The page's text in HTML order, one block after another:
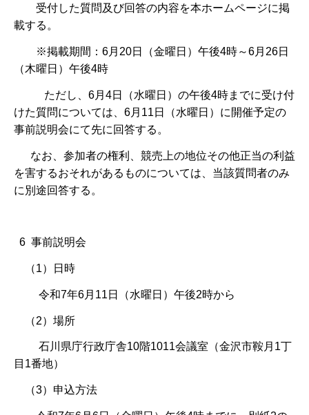
受付した質問及び回答の内容を本ホームページに掲
載する。
※掲載期間：6月20日（金曜日）午後4時～6月26日
（木曜日）午後4時
ただし、6月4日（水曜日）の午後4時までに受け付
けた質問については、6月11日（水曜日）に開催予定の
事前説明会にて先に回答する。
なお、参加者の権利、競売上の地位その他正当の利益
を害するおそれがあるものについては、当該質問者のみ
に別途回答する。
6 事前説明会
（1）日時
令和7年6月11日（水曜日）午後2時から
（2）場所
石川県庁行政庁舎10階1011会議室（金沢市鞍月1丁
目1番地）
（3）申込方法